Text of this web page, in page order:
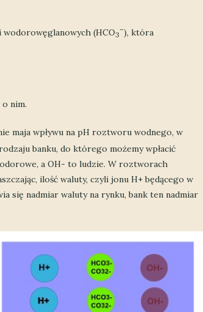
wodorowęglanowych (HCO3
–), która
nim.
maja wpływu na pH roztworu wodnego, w
banku, do którego możemy wpłacić
a OH- to ludzie. W roztworach
ilość waluty, czyli jonu H+ będącego w
się nadmiar waluty na rynku, bank ten nadmiar